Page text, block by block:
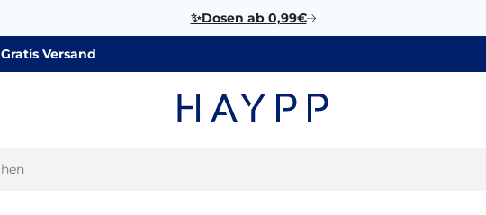
✨Dosen ab 0,99€
Gratis Versand